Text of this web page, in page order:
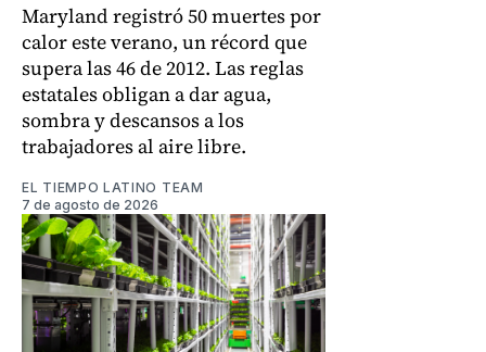
Maryland registró 50 muertes por
calor este verano, un récord que
supera las 46 de 2012. Las reglas
estatales obligan a dar agua,
sombra y descansos a los
trabajadores al aire libre.
EL TIEMPO LATINO TEAM
7 de agosto de 2026